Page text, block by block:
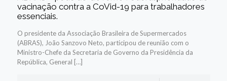
vacinação contra a CoVid-19 para trabalhadores
essenciais.
O presidente da Associação Brasileira de Supermercados
(ABRAS), João Sanzovo Neto, participou de reunião com o
Ministro-Chefe da Secretaria de Governo da Presidência da
República, General […]